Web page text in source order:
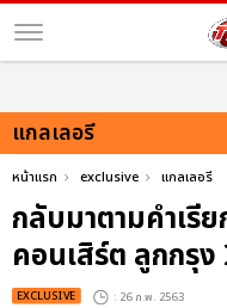
แกลเลอรี
หน้าแรก exclusive แกลเลอรี
กลับมาตามคำเรี
คอนเสิร์ต ลูกกรุง
EXCLUSIVE : 26 ก.พ. 2563